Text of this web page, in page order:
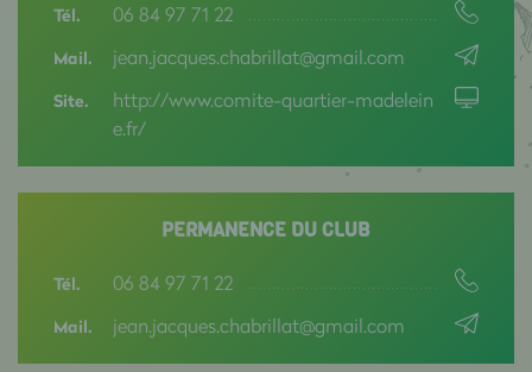
Tél. 06 84 97 71 22
Mail. jean.jacques.chabrillat@gmail.com
Site.
http://www.comite-quartier-madelein
e.fr/
PERMANENCE DU CLUB
Tél. 06 84 97 71 22
Mail. jean.jacques.chabrillat@gmail.com